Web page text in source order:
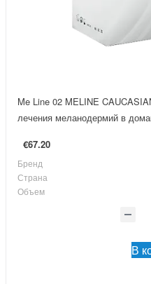
Me Line 02 MELINE
лечения меланодермий в
€67.20
Бренд
Страна
Объем
В